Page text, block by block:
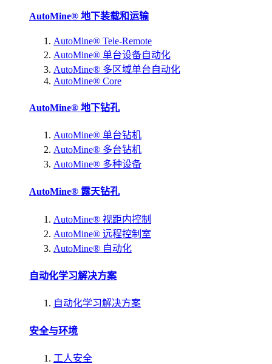
AutoMine® 地下装载和运输
AutoMine® Tele-Remote
AutoMine® 单台设备自动化
AutoMine® 多区域单台自动化
AutoMine® Core
AutoMine® 地下钻孔
AutoMine® 单台钻机
AutoMine® 多台钻机
AutoMine® 多种设备
AutoMine® 露天钻孔
AutoMine® 视距内控制
AutoMine® 远程控制室
AutoMine® 自动化
自动化学习解决方案
自动化学习解决方案
安全与环境
工人安全